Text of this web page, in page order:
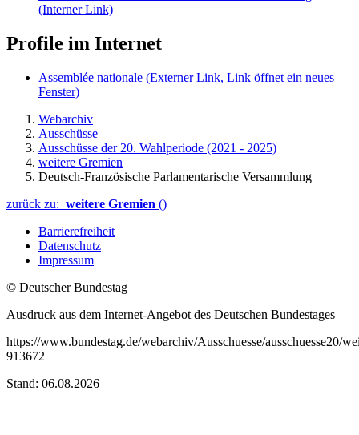
(Interner Link)
Profile im Internet
Assemblée nationale (Externer Link, Link öffnet ein neues
Fenster)
Webarchiv
Ausschüsse
Ausschüsse der 20. Wahlperiode (2021 - 2025)
weitere Gremien
Deutsch-Französische Parlamentarische Versammlung
zurück zu: weitere Gremien ()
Barrierefreiheit
Datenschutz
Impressum
© Deutscher Bundestag
Ausdruck aus dem Internet-Angebot des Deutschen Bundestages
https://www.bundestag.de/webarchiv/Ausschuesse/ausschuesse20/
913672
Stand: 06.08.2026